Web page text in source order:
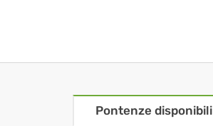
Pontenze disponibili